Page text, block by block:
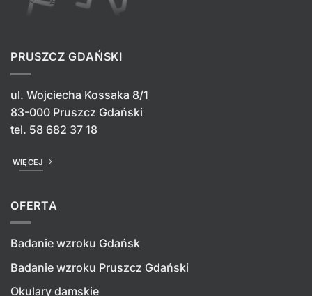
PRUSZCZ GDAŃSKI
ul. Wojciecha Kossaka 8/1
83-000 Pruszcz Gdański
tel. 58 682 37 18
WIĘCEJ
OFERTA
Badanie wzroku Gdańsk
Badanie wzroku Pruszcz Gdański
Okulary damskie